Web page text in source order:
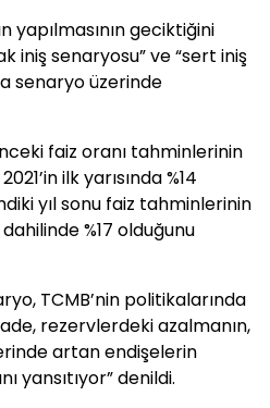
yapılmasının geciktiğini
iniş senaryosu” ve “sert iniş
senaryo üzerinde
faiz oranı tahminlerinin
ilk yarısında %14
yıl sonu faiz tahminlerinin
%17 olduğunu
TCMB’nin politikalarında
rezervlerdeki azalmanın,
artan endişelerin
yansıtıyor” denildi.